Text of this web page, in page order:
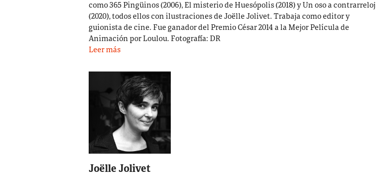
como 365 Pingüinos (2006), El misterio de Huesópolis (2018) y Un oso a contrarreloj
(2020), todos ellos con ilustraciones de Joëlle Jolivet. Trabaja como editor y
guionista de cine. Fue ganador del Premio César 2014 a la Mejor Película de
Animación por Loulou. Fotografía: DR
Leer más
Joëlle Jolivet